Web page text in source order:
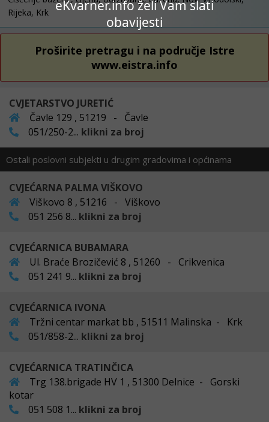
eKvarner.info želi Vam slati
obavijesti
Rijeka, Krk
Proširite pretragu i na područje Istre
www.eistra.info
CVJETARSTVO JURETIĆ
Čavle 129 , 51219 - Čavle
051/250-2... klikni za broj
Ostali poslovni subjekti u drugim gradovima i općinama
CVJEĆARNA PALMA VIŠKOVO
Viškovo 8 , 51216 - Viškovo
051 256 8... klikni za broj
CVJEĆARNICA BUBAMARA
Ul. Braće Brozičević 8 , 51260 - Crikvenica
051 241 9... klikni za broj
CVJEĆARNICA IVONA
Tržni centar markat bb , 51511 Malinska - Krk
051/858-2... klikni za broj
CVJEĆARNICA TRATINČICA
Trg 138.brigade HV 1 , 51300 Delnice - Gorski
kotar
051 508 1... klikni za broj